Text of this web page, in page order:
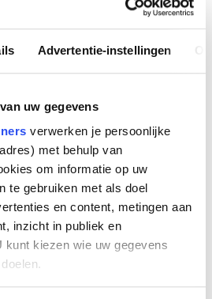
Advertentie-instellingen
uw gegevens
verwerken je persoonlijke
met behulp van
om informatie op uw
te gebruiken met als doel
en content, metingen aan
inzicht in publiek en
kunt kiezen wie uw gegevens
de mogelijkheden bespreken?
op voor meer informatie.